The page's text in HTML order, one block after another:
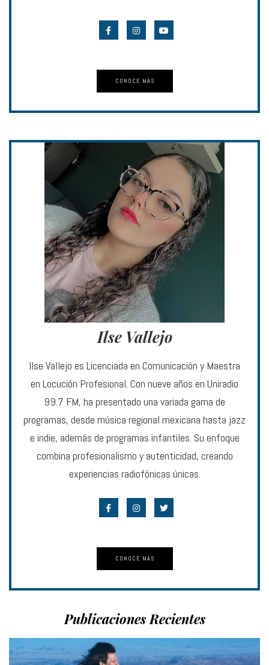
CONOCE MÁS
Ilse Vallejo
Ilse Vallejo es Licenciada en Comunicación y Maestra
en Locución Profesional. Con nueve años en Uniradio
99.7 FM, ha presentado una variada gama de
programas, desde música regional mexicana hasta jazz
e indie, además de programas infantiles. Su enfoque
combina profesionalismo y autenticidad, creando
experiencias radiofónicas únicas.
CONOCE MÁS
Publicaciones Recientes